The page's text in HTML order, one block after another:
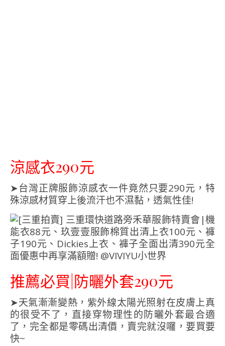
涼感衣290元
➤台灣正牌服飾涼感衣一件竟然只要290元，特
殊涼感材質穿上後流汗也不濕黏，透氣性佳!
推薦必買|防曬外套290元
➤天氣漸漸變熱，紫外線太陽光照射在皮膚上真
的很受不了，直接穿物理性的防曬外套最合適
了，完全都是零碼出清價，賣完就沒囉，要買要
快~